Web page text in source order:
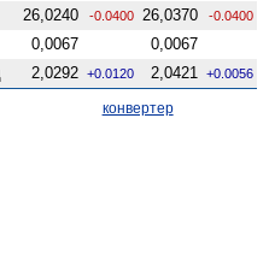
26,0240 -0.0400 26,0370 -0.0400
0,0067
0,0067
2,0292 +0.0120 2,0421 +0.0056
конвертер